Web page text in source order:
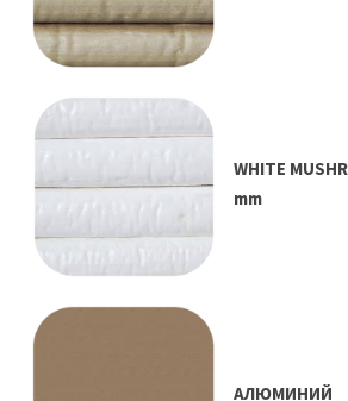
WHITE
mm
АЛЮМИНИЙ